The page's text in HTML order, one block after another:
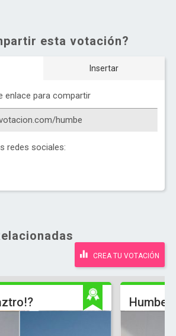
esta votación?
Insertar
enlace para compartir
redes sociales:
CREA TU VOTACIÓN
Humbe